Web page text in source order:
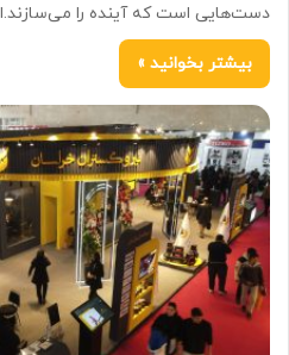
دست‌هایی است که آینده را
بیشتر بخوانید »